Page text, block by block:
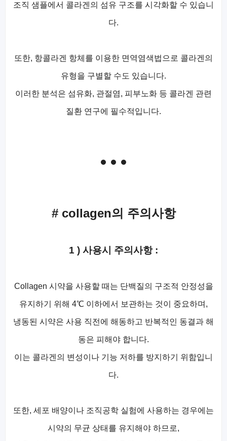
조직 샘플에서 콜라겐의 섬유 구조를 시각화할 수 있습니
다.
또한, 항콜라겐 항체를 이용한 면역염색법으로 콜라겐의
유형을 구별할 수도 있습니다.
이러한 분석은 섬유화, 관절염, 피부노화 등 콜라겐 관련
질환 연구에 필수적입니다.
# collagen의 주의사항
1 ) 사용시 주의사항 :
Collagen 시약을 사용할 때는 단백질의 구조적 안정성을
유지하기 위해 4℃ 이하에서 보관하는 것이 중요하며,
냉동된 시약은 사용 직전에 해동하고 반복적인 동결과 해
동은 피해야 합니다.
이는 콜라겐의 변성이나 기능 저하를 방지하기 위함입니
다.
또한, 세포 배양이나 조직공학 실험에 사용하는 경우에는
시약의 무균 상태를 유지해야 하므로,